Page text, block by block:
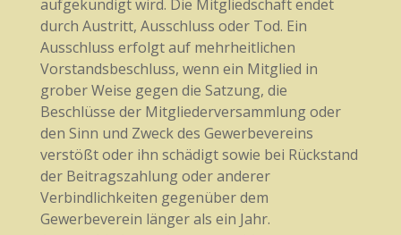
aufgekündigt wird. Die Mitgliedschaft endet
durch Austritt, Ausschluss oder Tod. Ein
Ausschluss erfolgt auf mehrheitlichen
Vorstandsbeschluss, wenn ein Mitglied in
grober Weise gegen die Satzung, die
Beschlüsse der Mitgliederversammlung oder
den Sinn und Zweck des Gewerbevereins
verstößt oder ihn schädigt sowie bei Rückstand
der Beitragszahlung oder anderer
Verbindlichkeiten gegenüber dem
Gewerbeverein länger als ein Jahr.